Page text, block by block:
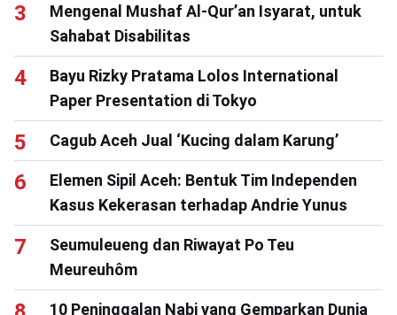
Mengenal Mushaf Al-Qur’an Isyarat, untuk
Sahabat Disabilitas
Bayu Rizky Pratama Lolos International
Paper Presentation di Tokyo
Cagub Aceh Jual ‘Kucing dalam Karung’
Elemen Sipil Aceh: Bentuk Tim Independen
Kasus Kekerasan terhadap Andrie Yunus
Seumuleueng dan Riwayat Po Teu
Meureuhôm
10 Peninggalan Nabi yang Gemparkan Dunia